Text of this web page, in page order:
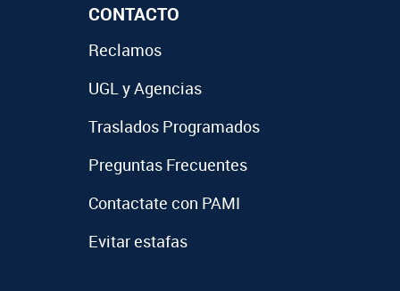
CONTACTO
Reclamos
UGL y Agencias
Traslados Programados
Preguntas Frecuentes
Contactate con PAMI
Evitar estafas